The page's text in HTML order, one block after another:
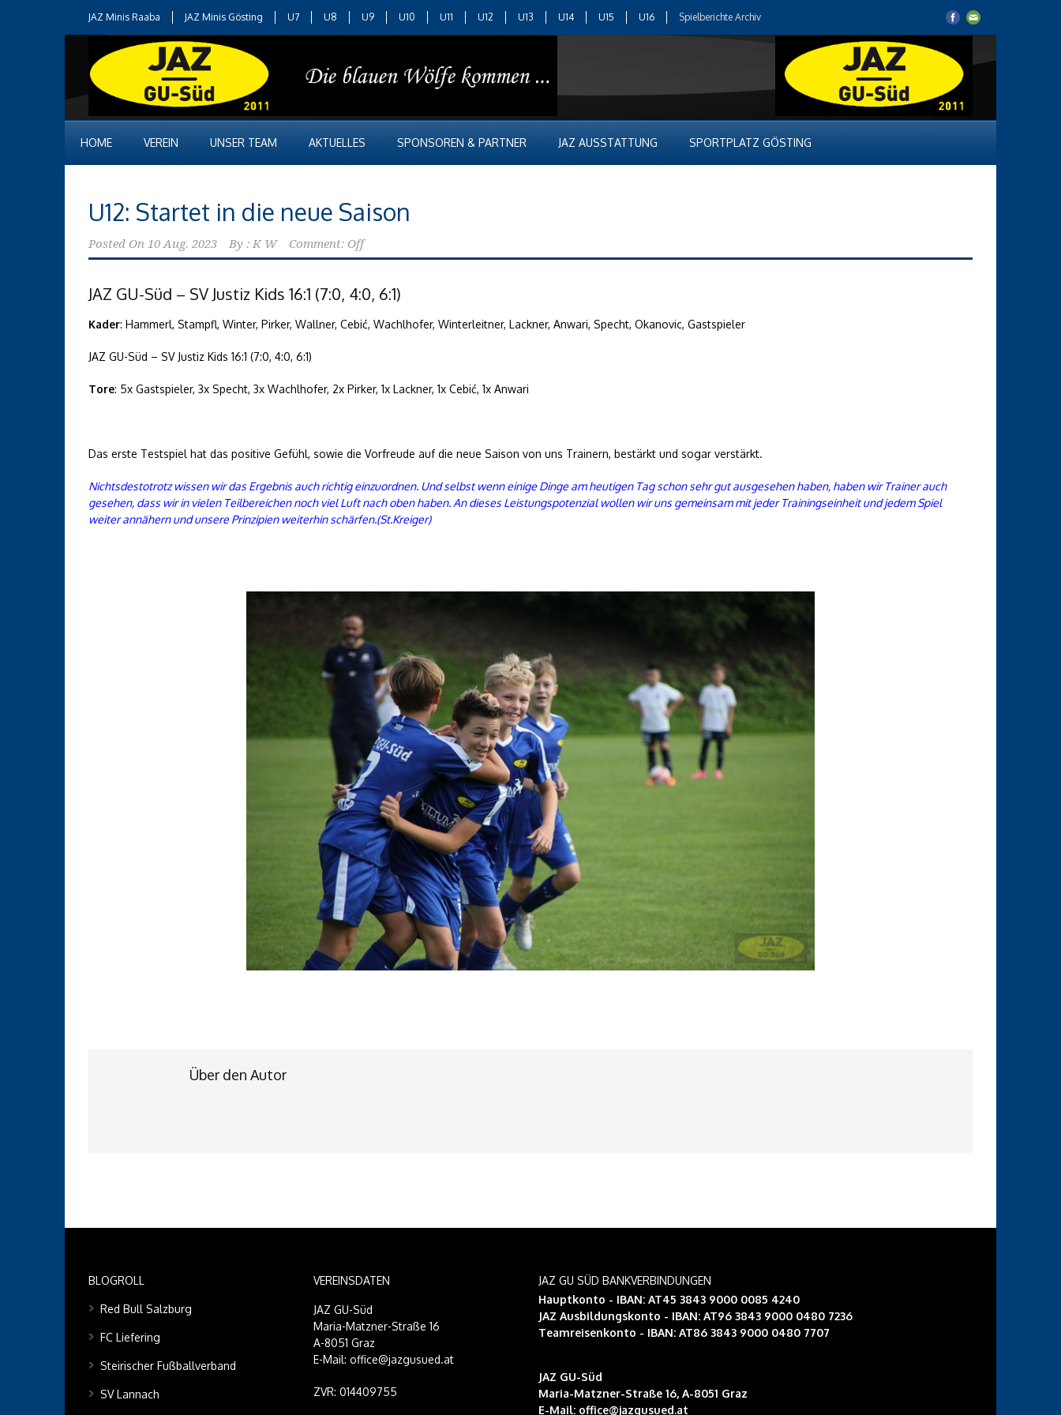
JAZ Minis Raaba JAZ Minis Gösting U7 U8 U9 U10 U11 U12 U13 U14 U15 U16 Spielberichte Archiv
HOME VEREIN UNSER TEAM AKTUELLES SPONSOREN & PARTNER JAZ AUSSTATTUNG SPORTPLATZ GÖSTING
U12: Startet in die neue Saison
Posted On 10 Aug. 2023 By : K W Comment: Off
JAZ GU-Süd – SV Justiz Kids 16:1 (7:0, 4:0, 6:1)
Kader: Hammerl, Stampfl, Winter, Pirker, Wallner, Cebić, Wachlhofer, Winterleitner, Lackner, Anwari, Specht, Okanovic, Gastspieler
JAZ GU-Süd – SV Justiz Kids 16:1 (7:0, 4:0, 6:1)
Tore: 5x Gastspieler, 3x Specht, 3x Wachlhofer, 2x Pirker, 1x Lackner, 1x Cebić, 1x Anwari
Das erste Testspiel hat das positive Gefühl, sowie die Vorfreude auf die neue Saison von uns Trainern, bestärkt und sogar verstärkt.
Nichtsdestotrotz wissen wir das Ergebnis auch richtig einzuordnen. Und selbst wenn einige Dinge am heutigen Tag schon sehr gut ausgesehen haben, haben wir Trainer auch
gesehen, dass wir in vielen Teilbereichen noch viel Luft nach oben haben. An dieses Leistungspotenzial wollen wir uns gemeinsam mit jeder Trainingseinheit und jedem Spiel
weiter annähern und unsere Prinzipien weiterhin schärfen.(St.Kreiger)
Über den Autor
BLOGROLL
Red Bull Salzburg
FC Liefering
Steirischer Fußballverband
SV Lannach
VEREINSDATEN
JAZ GU-Süd
Maria-Matzner-Straße 16
A-8051 Graz
E-Mail: office@jazgusued.at
ZVR: 014409755
JAZ GU SÜD BANKVERBINDUNGEN
Hauptkonto - IBAN: AT45 3843 9000 0085 4240
JAZ Ausbildungskonto - IBAN: AT96 3843 9000 0480 7236
Teamreisenkonto - IBAN: AT86 3843 9000 0480 7707
JAZ GU-Süd
Maria-Matzner-Straße 16, A-8051 Graz
E-Mail: office@jazgusued.at